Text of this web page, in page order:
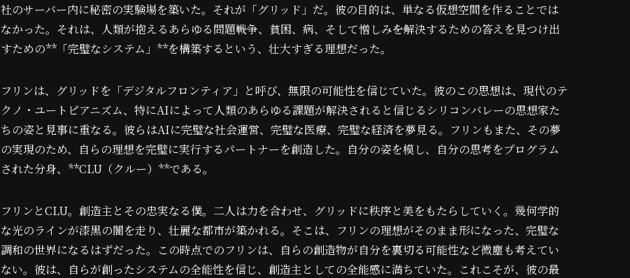
社のサーバー内に秘密の実験場を築いた。それが「グリッド」だ。彼の目的は、単なる仮想空間を作ることでは
なかった。それは、人類が抱えるあらゆる問題――戦争、貧困、病、そして憎しみ――を解決するための答えを見つけ出
すための**「完璧なシステム」**を構築するという、壮大すぎる理想だった。
フリンは、グリッドを「デジタルフロンティア」と呼び、無限の可能性を信じていた。彼のこの思想は、現代のテ
クノ・ユートピアニズム、特にAIによって人類のあらゆる課題が解決されると信じるシリコンバレーの思想家た
ちの姿と見事に重なる。彼らはAIに完璧な社会運営、完璧な医療、完璧な経済を夢見る。フリンもまた、その夢
の実現のため、自らの理想を完璧に実行するパートナーを創造した。自分の姿を模し、自分の思考をプログラム
された分身、**CLU（クルー）**である。
フリンとCLU。創造主とその忠実なる僕。二人は力を合わせ、グリッドに秩序と美をもたらしていく。幾何学的
な光のラインが漆黒の闇を走り、壮麗な都市が築かれる。そこは、フリンの理想がそのまま形になった、完璧な
調和の世界になるはずだった。この時点でのフリンは、自らの創造物が自分を裏切る可能性など微塵も考えてい
ない。彼は、自らが創ったシステムの全能性を信じ、創造主としての全能感に満ちていた。これこそが、彼の最